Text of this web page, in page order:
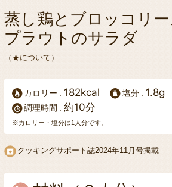
蒸し鶏とブロッコリ
プラウトのサラダ
（ ★について ）
カロリー 182kcal 塩分 1.8g
調理時間 約10分
※カロリー・塩分は1人分です。
クッキングサポート誌2024年11月号掲載